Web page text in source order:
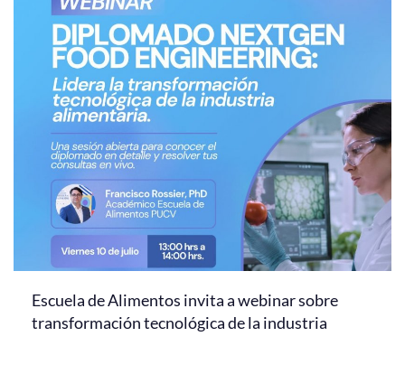
Escuela de Alimentos invita a webinar sobre
transformación tecnológica de la industria